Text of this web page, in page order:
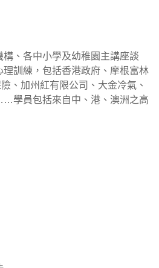
、各中小學及幼稚園主講座談
訓練，包括香港政府、摩根富林
、加州紅有限公司、大金冷氣、
學員包括來自中、港、澳洲之高